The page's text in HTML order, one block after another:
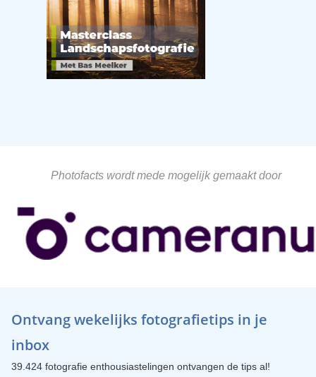
Photofacts wordt mede mogelijk gemaakt door
Ontvang wekelijks fotografietips in je
inbox
39.424 fotografie enthousiastelingen ontvangen de tips al!